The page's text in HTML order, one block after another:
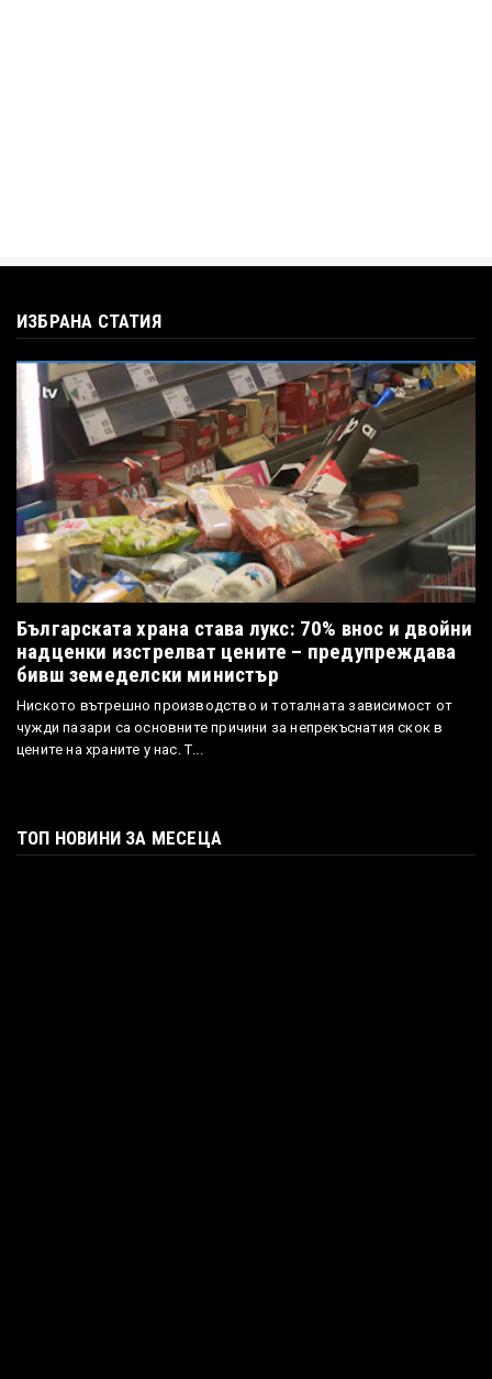
ИЗБРАНА СТАТИЯ
Българската храна става лукс: 70% внос и двойни
надценки изстрелват цените – предупреждава
бивш земеделски министър
Ниското вътрешно производство и тоталната зависимост от
чужди пазари са основните причини за непрекъснатия скок в
цените на храните у нас. Т...
ТОП НОВИНИ ЗА МЕСЕЦА